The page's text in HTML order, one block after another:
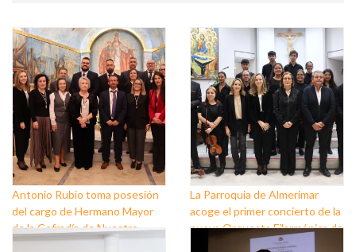
Antonio Rubio toma posesión
del cargo de Hermano Mayor
de la Cofradía de Nuestro
Padre Jesús Nazareno y
La Parroquia de Almerimar
acoge el primer concierto de la
nueva Orquesta Filarmónica de